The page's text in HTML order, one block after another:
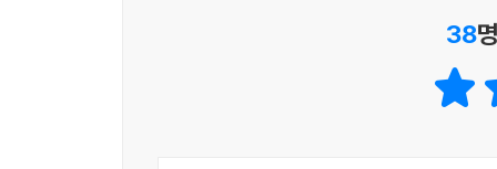
행군 과정에서 수감자들이 어떤 학대를 받았는지
고서에 냉소적으로 적혀 있다. 그는 13시에야 막
기자 생활을 했고 소설로 데뷔해 호평을 받은
사생활을 유려한 문체로 그려 냈다. 페르비틴 지
있게 끌어들이며 역사적 상황에 대한 이해를 높
역사의 전체 그림을 바꿔 주었다고 찬사를 보냈
38